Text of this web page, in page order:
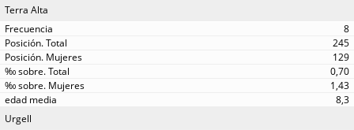
Terra Alta
8
245
129
0,70
1,43
8,3
Urgell